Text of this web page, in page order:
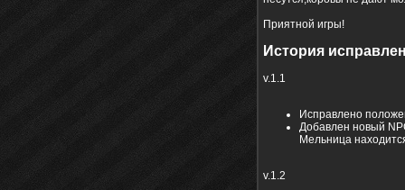
Приятной игры!
История
v.1.1
Исправлено
Добавлен новый
Мельница
v.1.2